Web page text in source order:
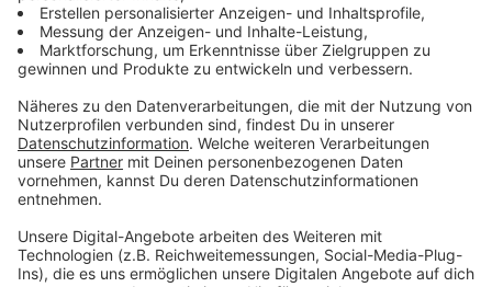
Anzeige
Westfalen-Lippe bundesweites Schlusslicht
bei Hausarztdichte
Anzeige
Das Durchschnittsalter der Ärztinnen und Ärzte liegt
bundesweit bei 54,5 Jahren, wie aus den Daten des